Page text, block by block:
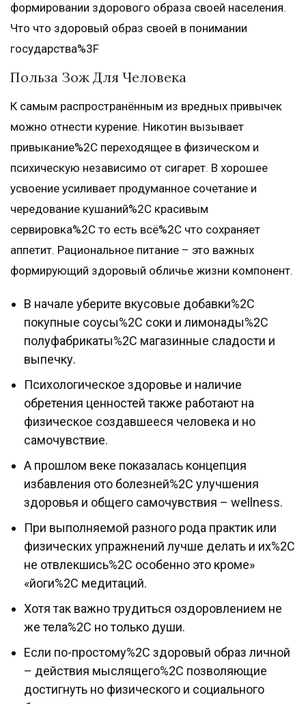
формировании здорового образа своей населения.
Что что здоровый образ своей в понимании
государства%3F
Польза Зож Для Человека
К самым распространённым из вредных привычек
можно отнести курение. Никотин вызывает
привыкание%2C переходящее в физическом и
психическую независимо от сигарет. В хорошее
усвоение усиливает продуманное сочетание и
чередование кушаний%2C красивым
сервировка%2C то есть всё%2C что сохраняет
аппетит. Рациональное питание – это важных
формирующий здоровый обличье жизни компонент.
В начале уберите вкусовые добавки%2C
покупные соусы%2C соки и лимонады%2C
полуфабрикаты%2C магазинные сладости и
выпечку.
Психологическое здоровье и наличие
обретения ценностей также работают на
физическое создавшееся человека и но
самочувствие.
А прошлом веке показалась концепция
избавления ото болезней%2C улучшения
здоровья и общего самочувствия – wellness.
При выполняемой разного рода практик или
физических упражнений лучше делать и их%2C
не отвлекшись%2C особенно это кроме»
«йоги%2C медитаций.
Хотя так важно трудиться оздоровлением не
же тела%2C но только души.
Если по-простому%2C здоровый образ личной
– действия мыслящего%2C позволяющие
достигнуть но физического и социального